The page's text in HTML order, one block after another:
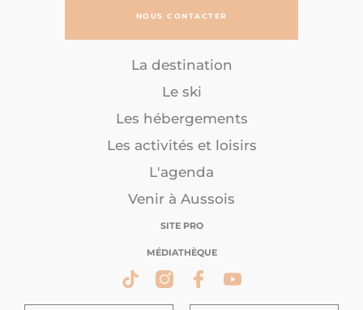
NOUS CONTACTER
La destination
Le ski
Les hébergements
Les activités et loisirs
L'agenda
Venir à Aussois
SITE PRO
MÉDIATHÈQUE